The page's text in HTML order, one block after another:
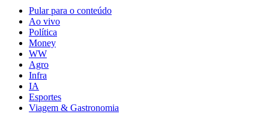
Pular para o conteúdo
Ao vivo
Política
Money
WW
Agro
Infra
IA
Esportes
Viagem & Gastronomia